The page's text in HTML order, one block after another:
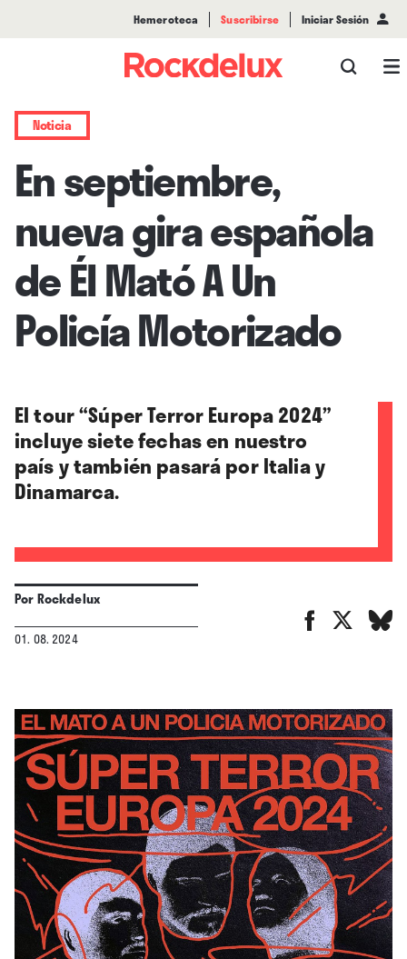
Hemeroteca Suscribirse Iniciar Sesión
Noticia
En septiembre,
nueva gira española
de Él Mató A Un
Policía Motorizado
El tour “Súper Terror Europa 2024”
incluye siete fechas en nuestro
país y también pasará por Italia y
Dinamarca.
PorRockdelux
01. 08. 2024